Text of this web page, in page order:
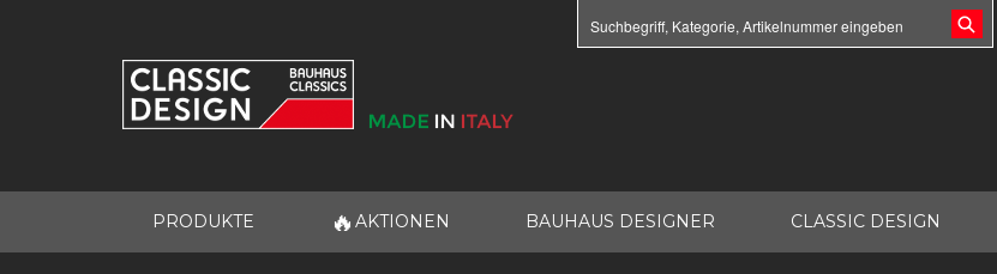
PRODUKTE 🔥 AKTIONEN BAUHAUS DESIGNER CLASSIC DESIGN